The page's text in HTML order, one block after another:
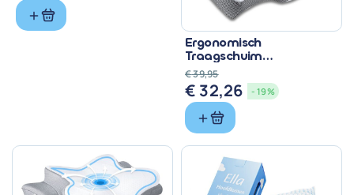
Ergonomisch
Traagschuim
Hoofdkussen 60x36x13
cm - Neksteun
€39,95
Oorspronkelijke
prijs
was:
€ 39,95.
€ 32,26Huidige
- 19%